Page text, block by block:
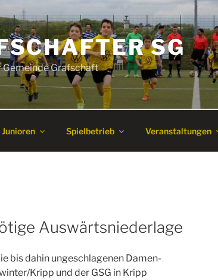
SG
Gemeinde Grafschaft
Junioren Spielbetrieb Veranstaltungen
Auswärtsniederlage
bis dahin ungeschlagenen Damen-
Kripp und der GSG in Kripp